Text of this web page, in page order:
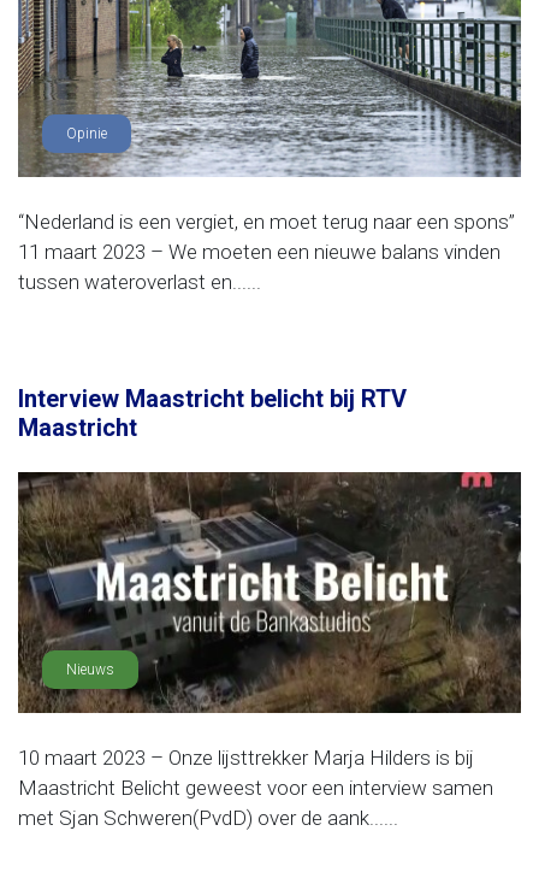
Opinie
“Nederland is een vergiet, en moet terug naar een spons”
11 maart 2023 – We moeten een nieuwe balans vinden
tussen wateroverlast en......
Interview Maastricht belicht bij RTV
Maastricht
Nieuws
10 maart 2023 – Onze lijsttrekker Marja Hilders is bij
Maastricht Belicht geweest voor een interview samen
met Sjan Schweren(PvdD) over de aank......